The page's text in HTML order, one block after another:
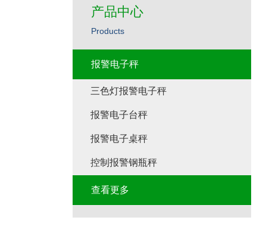
产品中心
Products
报警电子秤
三色灯报警电子秤
报警电子台秤
报警电子桌秤
控制报警钢瓶秤
查看更多